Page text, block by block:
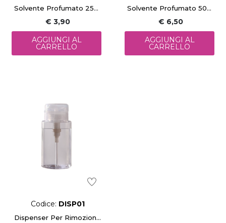
Solvente Profumato 250ml
€ 3,90
AGGIUNGI AL
CARRELLO
Solvente Profumato 500ml
€ 6,50
AGGIUNGI AL
CARRELLO
Codice: DISP01
Dispenser Per Rimozione Smalto